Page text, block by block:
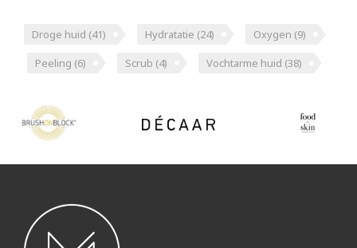
Droge huid (41) Hydratatie (24) Oxygen (9)
Peeling (6) Scrub (4) Vochtarme huid (38)